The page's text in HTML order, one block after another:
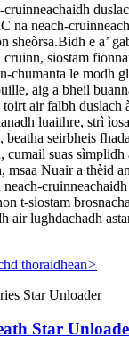
cruinneachaidh
na neach-
sheòrsa.Bidh e a’
cruinn, siostam
chumanta le modh
aig a bheil
toirt air falbh duslach
luaithre, strì
beatha seirbheis
cumail suas sìmplidh
msaa Nuair a thèid
neach-
t-siostam
air lughdachadh
thoraidhean>
Star